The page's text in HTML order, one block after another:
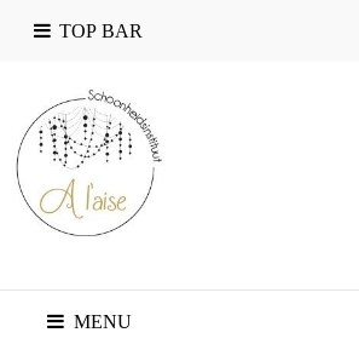
TOP BAR
MENU